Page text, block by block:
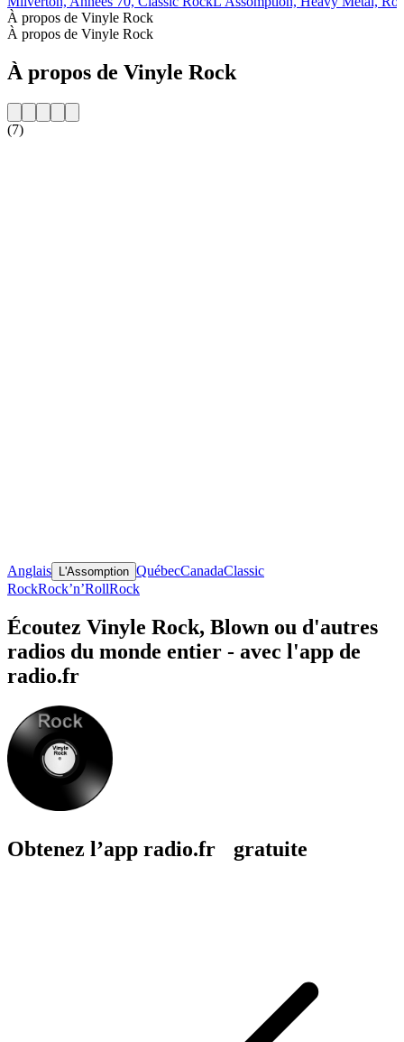
À propos de Vinyle Rock
À propos de Vinyle Rock
À propos de Vinyle Rock
(7)
Anglais L'Assomption QuébecCanadaClassic
RockRock’n’RollRock
Écoutez Vinyle Rock, Blown ou d'autres
radios du monde entier - avec l'app de
radio.fr
Obtenez l’app radio.fr gratuite